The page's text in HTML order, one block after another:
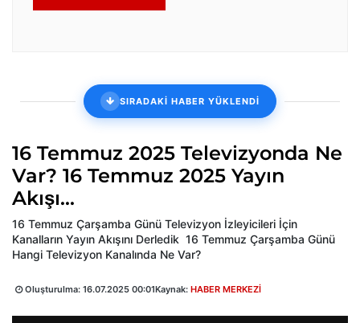
SIRADAKİ HABER YÜKLENDİ
16 Temmuz 2025 Televizyonda Ne
Var? 16 Temmuz 2025 Yayın
Akışı...
16 Temmuz Çarşamba Günü Televizyon İzleyicileri İçin
Kanalların Yayın Akışını Derledik 16 Temmuz Çarşamba Günü
Hangi Televizyon Kanalında Ne Var?
Oluşturulma: 16.07.2025 00:01Kaynak: HABER MERKEZİ